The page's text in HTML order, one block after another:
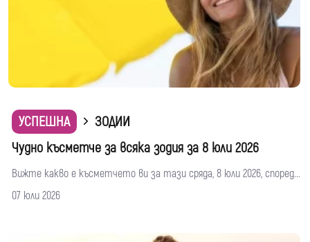
УСПЕШНА
ЗОДИИ
Чудно късметче за всяка зодия за 8 юли 2026
Вижте какво е късметчето ви за тази сряда, 8 юли 2026, според...
07 юли 2026